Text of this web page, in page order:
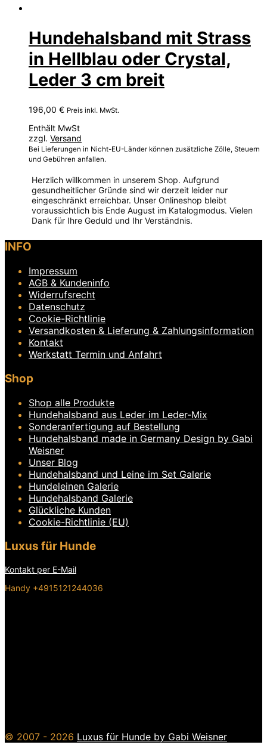
Hundehalsband mit Strass
in Hellblau oder Crystal,
Leder 3 cm breit
196,00 € Preis inkl. MwSt.
Enthält MwSt
zzgl. Versand
Bei Lieferungen in Nicht-EU-Länder können zusätzliche Zölle, Steuern
und Gebühren anfallen.
Herzlich willkommen in unserem Shop. Aufgrund
gesundheitlicher Gründe sind wir derzeit leider nur
eingeschränkt erreichbar. Unser Onlineshop bleibt
voraussichtlich bis Ende August im Katalogmodus. Vielen
Dank für Ihre Geduld und Ihr Verständnis.
Dieses
Produkt
mehrere
Varianten
auf.
Die
Optionen
können
auf
der
Produktseite
INFO
Impressum
AGB & Kundeninfo
Widerrufsrecht
Datenschutz
Cookie-Richtlinie
Versandkosten & Lieferung & Zahlungsinformation
Kontakt
Werkstatt Termin und Anfahrt
Shop
Shop alle Produkte
Hundehalsband aus Leder im Leder-Mix
Sonderanfertigung auf Bestellung
Hundehalsband made in Germany Design by Gabi
Weisner
Unser Blog
Hundehalsband und Leine im Set Galerie
Hundeleinen Galerie
Hundehalsband Galerie
Glückliche Kunden
Cookie-Richtlinie (EU)
Luxus für Hunde
Kontakt per E-Mail
Handy +4915121244036
© 2007 - 2026 Luxus für Hunde by Gabi Weisner